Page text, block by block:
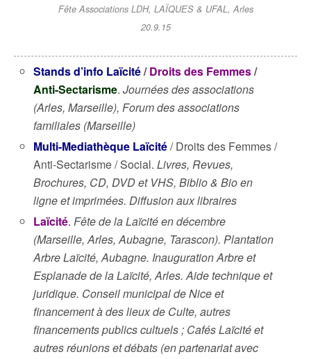
Fête Associations LDH, LAÏQUES & UFAL, Arles
20.9.15
Stands d’info Laïcité/Droits des Femmes/
Anti-Sectarisme.Journées des associations
(Arles, Marseille), Forum des associations
familiales (Marseille)
Multi-Mediathèque Laïcité/ Droits des Femmes /
Anti-Sectarisme / Social.Livres, Revues,
Brochures, CD, DVD et VHS, Biblio & Bio en
ligne et imprimées. Diffusion aux libraires
Laïcité. Fête de la Laïcité en décembre
(Marseille, Arles, Aubagne, Tarascon). Plantation
Arbre Laïcité, Aubagne. Inauguration Arbre et
Esplanade de la Laïcité, Arles. Aide technique et
juridique. Conseil municipal de Nice et
financement à des lieux de Culte, autres
financements publics cultuels ; Cafés Laïcité et
autres réunions et débats (en partenariat avec